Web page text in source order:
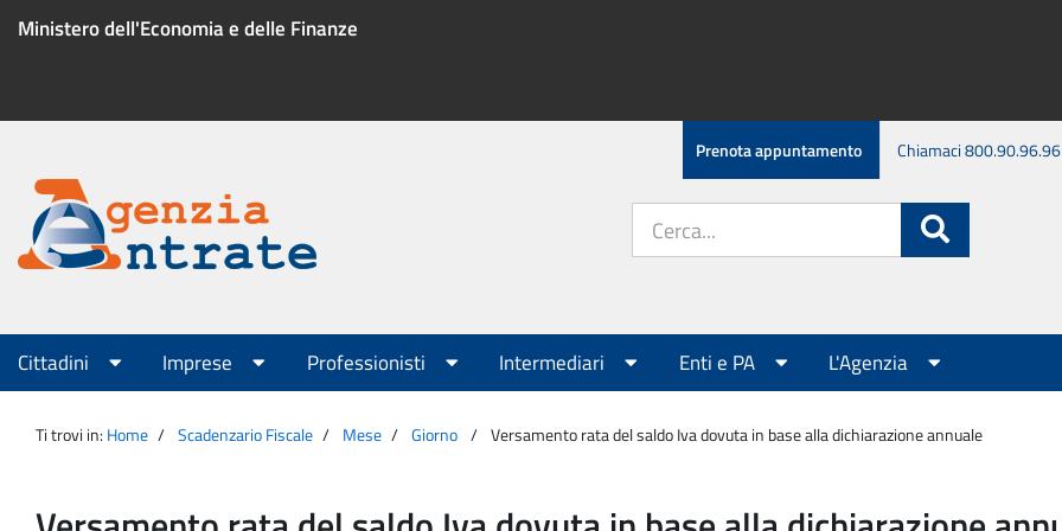
Ministero dell'Economia e delle Finanze
Menu
servizio
Prenota appuntamento Chiamaci 800.90.96.96
Agenzia
Entrate
sito:
Menu
principale
Cittadini Imprese Professionisti Intermediari Enti e PA L'Agenzia
Ti trovi in: Home Scadenzario Fiscale Mese Giorno Versamento rata del saldo Iva dovuta in base alla dichiarazione annuale